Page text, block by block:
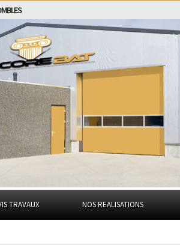
TRAVAUX NOS REALISATIONS